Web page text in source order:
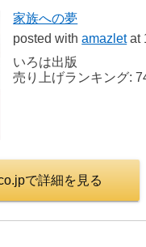
家族への夢
posted withamazletat
いろは出版
売り上げランキング:
で詳細を見る